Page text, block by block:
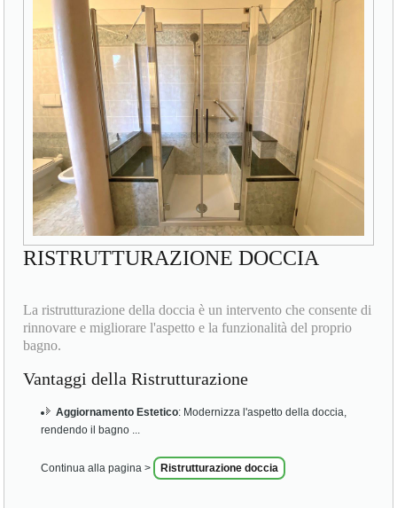
RISTRUTTURAZIONE DOCCIA
La ristrutturazione della doccia è un intervento che consente di
rinnovare e migliorare l'aspetto e la funzionalità del proprio
bagno.
Vantaggi della Ristrutturazione
Aggiornamento Estetico: Modernizza l'aspetto della doccia,
rendendo il bagno ...
Continua alla pagina > Ristrutturazione doccia